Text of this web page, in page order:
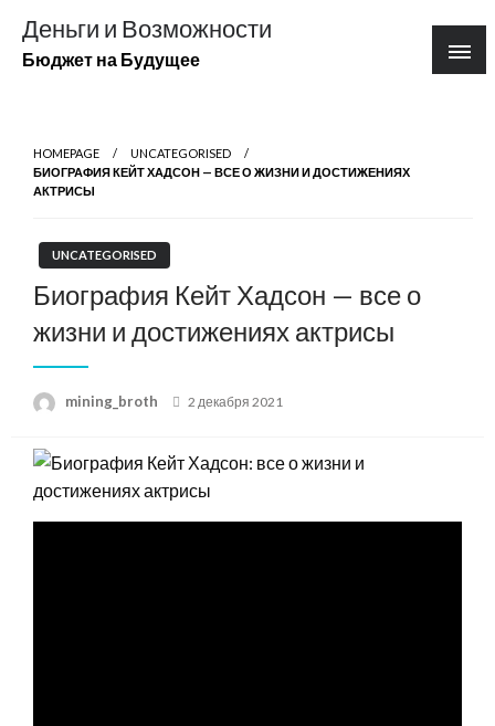
содержимому
Деньги и Возможности
Бюджет на Будущее
HOMEPAGE
UNCATEGORISED
БИОГРАФИЯ КЕЙТ ХАДСОН — ВСЕ О ЖИЗНИ И ДОСТИЖЕНИЯХ
АКТРИСЫ
UNCATEGORISED
Биография Кейт Хадсон — все о
жизни и достижениях актрисы
mining_broth
Posted
2 декабря 2021